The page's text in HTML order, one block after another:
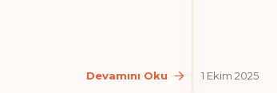
Devamını Oku 1 Ekim 2025